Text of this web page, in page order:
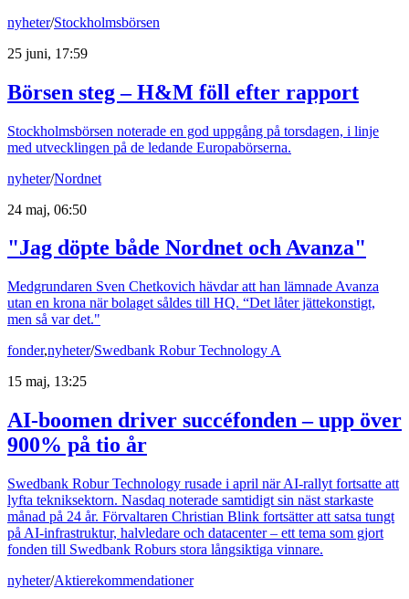
nyheter/Stockholmsbörsen
25 juni, 17:59
Börsen steg – H&M föll efter rapport
Stockholmsbörsen noterade en god uppgång på torsdagen, i linje
med utvecklingen på de ledande Europabörserna.
nyheter/Nordnet
24 maj, 06:50
"Jag döpte både Nordnet och Avanza"
Medgrundaren Sven Chetkovich hävdar att han lämnade Avanza
utan en krona när bolaget såldes till HQ. “Det låter jättekonstigt,
men så var det."
fonder,nyheter/Swedbank Robur Technology A
15 maj, 13:25
AI-boomen driver succéfonden – upp över
900% på tio år
Swedbank Robur Technology rusade i april när AI-rallyt fortsatte att
lyfta tekniksektorn. Nasdaq noterade samtidigt sin näst starkaste
månad på 24 år. Förvaltaren Christian Blink fortsätter att satsa tungt
på AI-infrastruktur, halvledare och datacenter – ett tema som gjort
fonden till Swedbank Roburs stora långsiktiga vinnare.
nyheter/Aktierekommendationer